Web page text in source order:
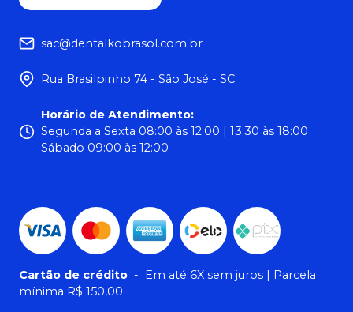
sac@dentalkobrasol.com.br
Rua Brasilpinho 74 - São José - SC
Horário de Atendimento:
Segunda a Sexta 08:00 às 12:00 | 13:30 às 18:00
Sábado 09:00 às 12:00
Cartão de crédito - Em até 6X sem juros | Parcela
mínima R$ 150,00